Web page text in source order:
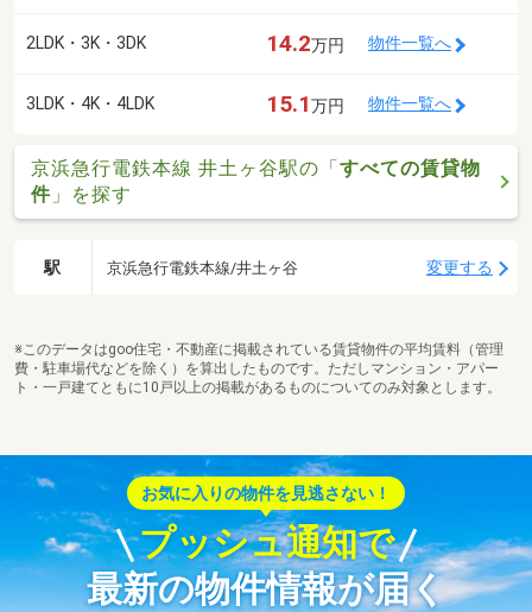
2LDK・3K・3DK 14.2万円 物件一覧へ
3LDK・4K・4LDK 15.1万円 物件一覧へ
京浜急行電鉄本線 井土ヶ谷駅の「すべての賃貸物
件 」を探す
駅 京浜急行電鉄本線/井土ヶ谷 変更する
※このデータはgoo住宅・不動産に掲載されている賃貸物件の平均賃料（管理
費・駐車場代などを除く）を算出したものです。ただしマンション・アパー
ト・一戸建てともに10戸以上の掲載があるものについてのみ対象とします。
お気に入りの物件を見逃さない！
プッシュ通知で
最新の物件情報が届く